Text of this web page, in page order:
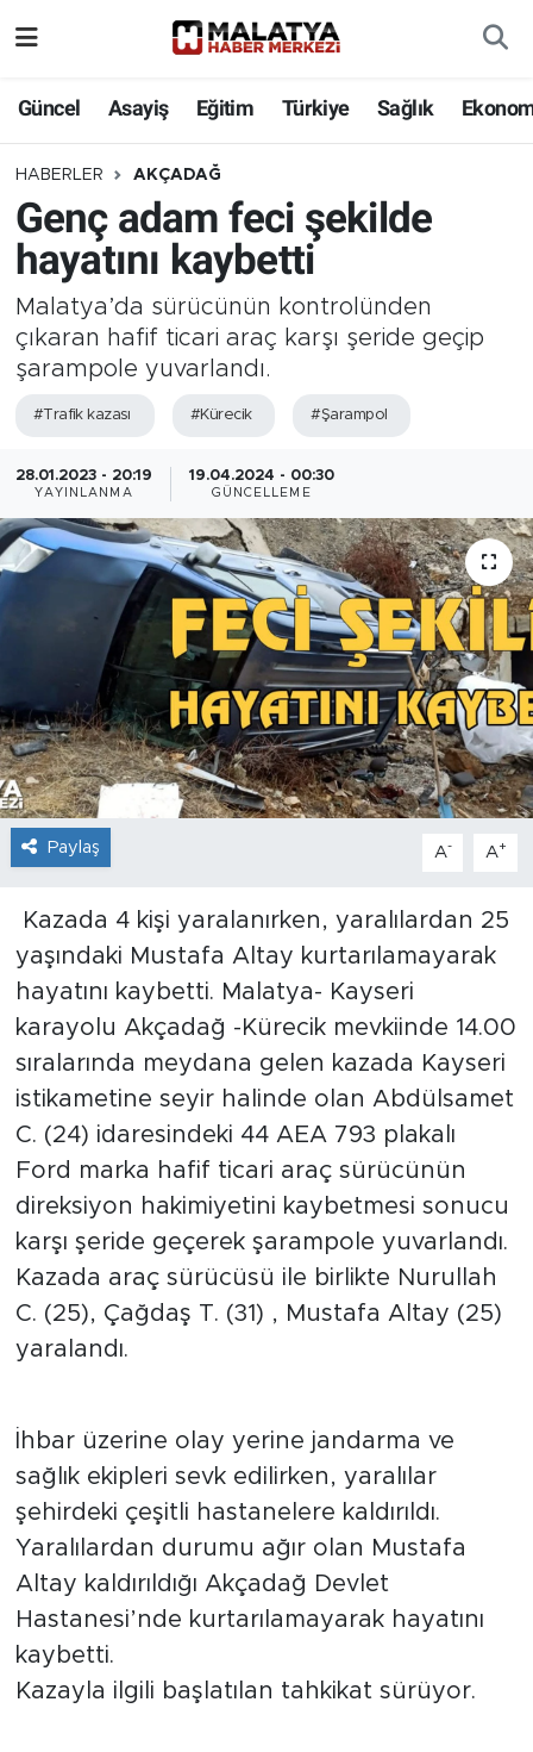
Güncel Asayiş Eğitim Türkiye Sağlık
HABERLER AKÇADAĞ
Genç adam feci şekilde
hayatını kaybetti
Malatya’da sürücünün kontrolünden
çıkaran hafif ticari araç karşı şeride geçip
şarampole yuvarlandı.
#Trafik kazası #Kürecik #Şarampol
28.01.2023 - 20:19
YAYINLANMA
19.04.2024 - 00:30
GÜNCELLEME
Paylaş A- A+
Kazada 4 kişi yaralanırken, yaralılardan 25
yaşındaki Mustafa Altay kurtarılamayarak
hayatını kaybetti. Malatya- Kayseri
karayolu Akçadağ -Kürecik mevkiinde 14.00
sıralarında meydana gelen kazada Kayseri
istikametine seyir halinde olan Abdülsamet
C. (24) idaresindeki 44 AEA 793 plakalı
Ford marka hafif ticari araç sürücünün
direksiyon hakimiyetini kaybetmesi sonucu
karşı şeride geçerek şarampole yuvarlandı.
Kazada araç sürücüsü ile birlikte Nurullah
C. (25), Çağdaş T. (31) , Mustafa Altay (25)
yaralandı.
İhbar üzerine olay yerine jandarma ve
sağlık ekipleri sevk edilirken, yaralılar
şehirdeki çeşitli hastanelere kaldırıldı.
Yaralılardan durumu ağır olan Mustafa
Altay kaldırıldığı Akçadağ Devlet
Hastanesi’nde kurtarılamayarak hayatını
kaybetti.
Kazayla ilgili başlatılan tahkikat sürüyor.
Eğitim
Türkiye
Sağlık
Ekonomi
Teknoloji
İş İlanları
Dünya
Spor
Yazıhan
Kuluncak
Doğanyol
Arapgir
Arguvan
Battalgazi
Darende
Doğanşehir
Pütürge
Magazin
Sinema
Asayiş